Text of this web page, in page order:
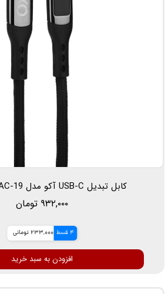
کابل تبدیل USB-C آکو مدل AC-19 طول 1 متر
۹۳۲,۰۰۰ تومان
4 قسط 233,000 تومانی
افزودن به سبد خرید